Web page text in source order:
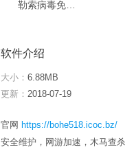
软件介绍
大小： 6.88MB
更新： 2018-07-19
官网 https://bohe518.icoc.bz/
安全维护，网游加速，木马查